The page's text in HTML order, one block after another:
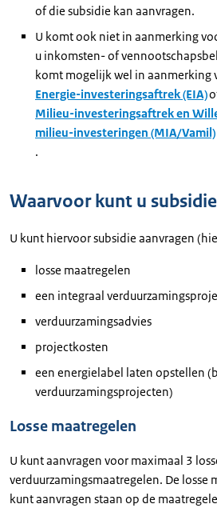
of die subsidie kan aanvragen.
U komt ook niet in aanmerking
u inkomsten- of
komt mogelijk wel in aanmerking
Energie-investeringsaftrek (EIA)
Milieu-investeringsaftrek en
milieu-investeringen (MIA/Vamil)
.
Waarvoor kunt u
U kunt hiervoor subsidie aanvragen
losse maatregelen
een integraal
verduurzamingsadvies
projectkosten
een energielabel laten opstellen
verduurzamingsprojecten)
Losse maatregelen
U kunt aanvragen voor maximaal 3
verduurzamingsmaatregelen. De losse
kunt aanvragen staan op de